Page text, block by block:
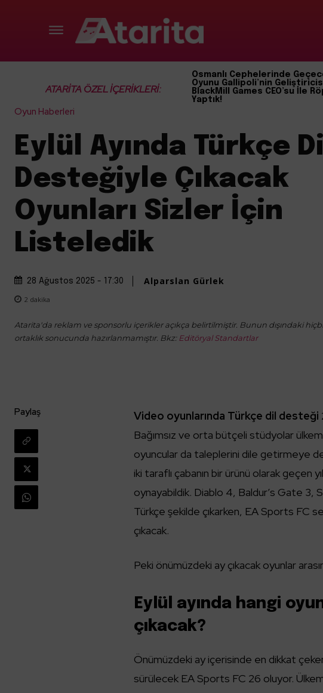
ATARİTA ÖZEL İÇERİKLERİ:
Osmanlı Cephelerinde
Oyunu Gallipoli’nin
BlackMill Games CEO’su İle
Yaptık!
Oyun Haberleri
Eylül Ayında Türkçe
Desteğiyle Çıkacak
Oyunları Sizler İçin
Listeledik
28 Ağustos 2025 - 17:30 Alparslan Gürlek
2 dakika
Atarita'da reklam ve sponsorlu içerikler açıkça belirtilmiştir. Bunun dışındaki
ortaklık sonucunda hazırlanmamıştır. Bkz: Editöryal Standartlar
Paylaş Video oyunlarında Türkçe dil desteği
Bağımsız ve orta bütçeli stüdyolar
oyuncular da taleplerini dile getirmeye
iki taraflı çabanın bir ürünü olarak geçen
oynayabildik. Diablo 4, Baldur’s Gate
Türkçe şekilde çıkarken, EA Sports FC
çıkacak.
Peki önümüzdeki ay çıkacak oyunlar
Eylül ayında hangi
çıkacak?
Önümüzdeki ay içerisinde en dikkat
sürülecek EA Sports FC 26 oluyor.